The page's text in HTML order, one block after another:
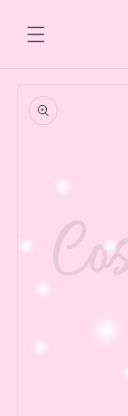
content
product
information